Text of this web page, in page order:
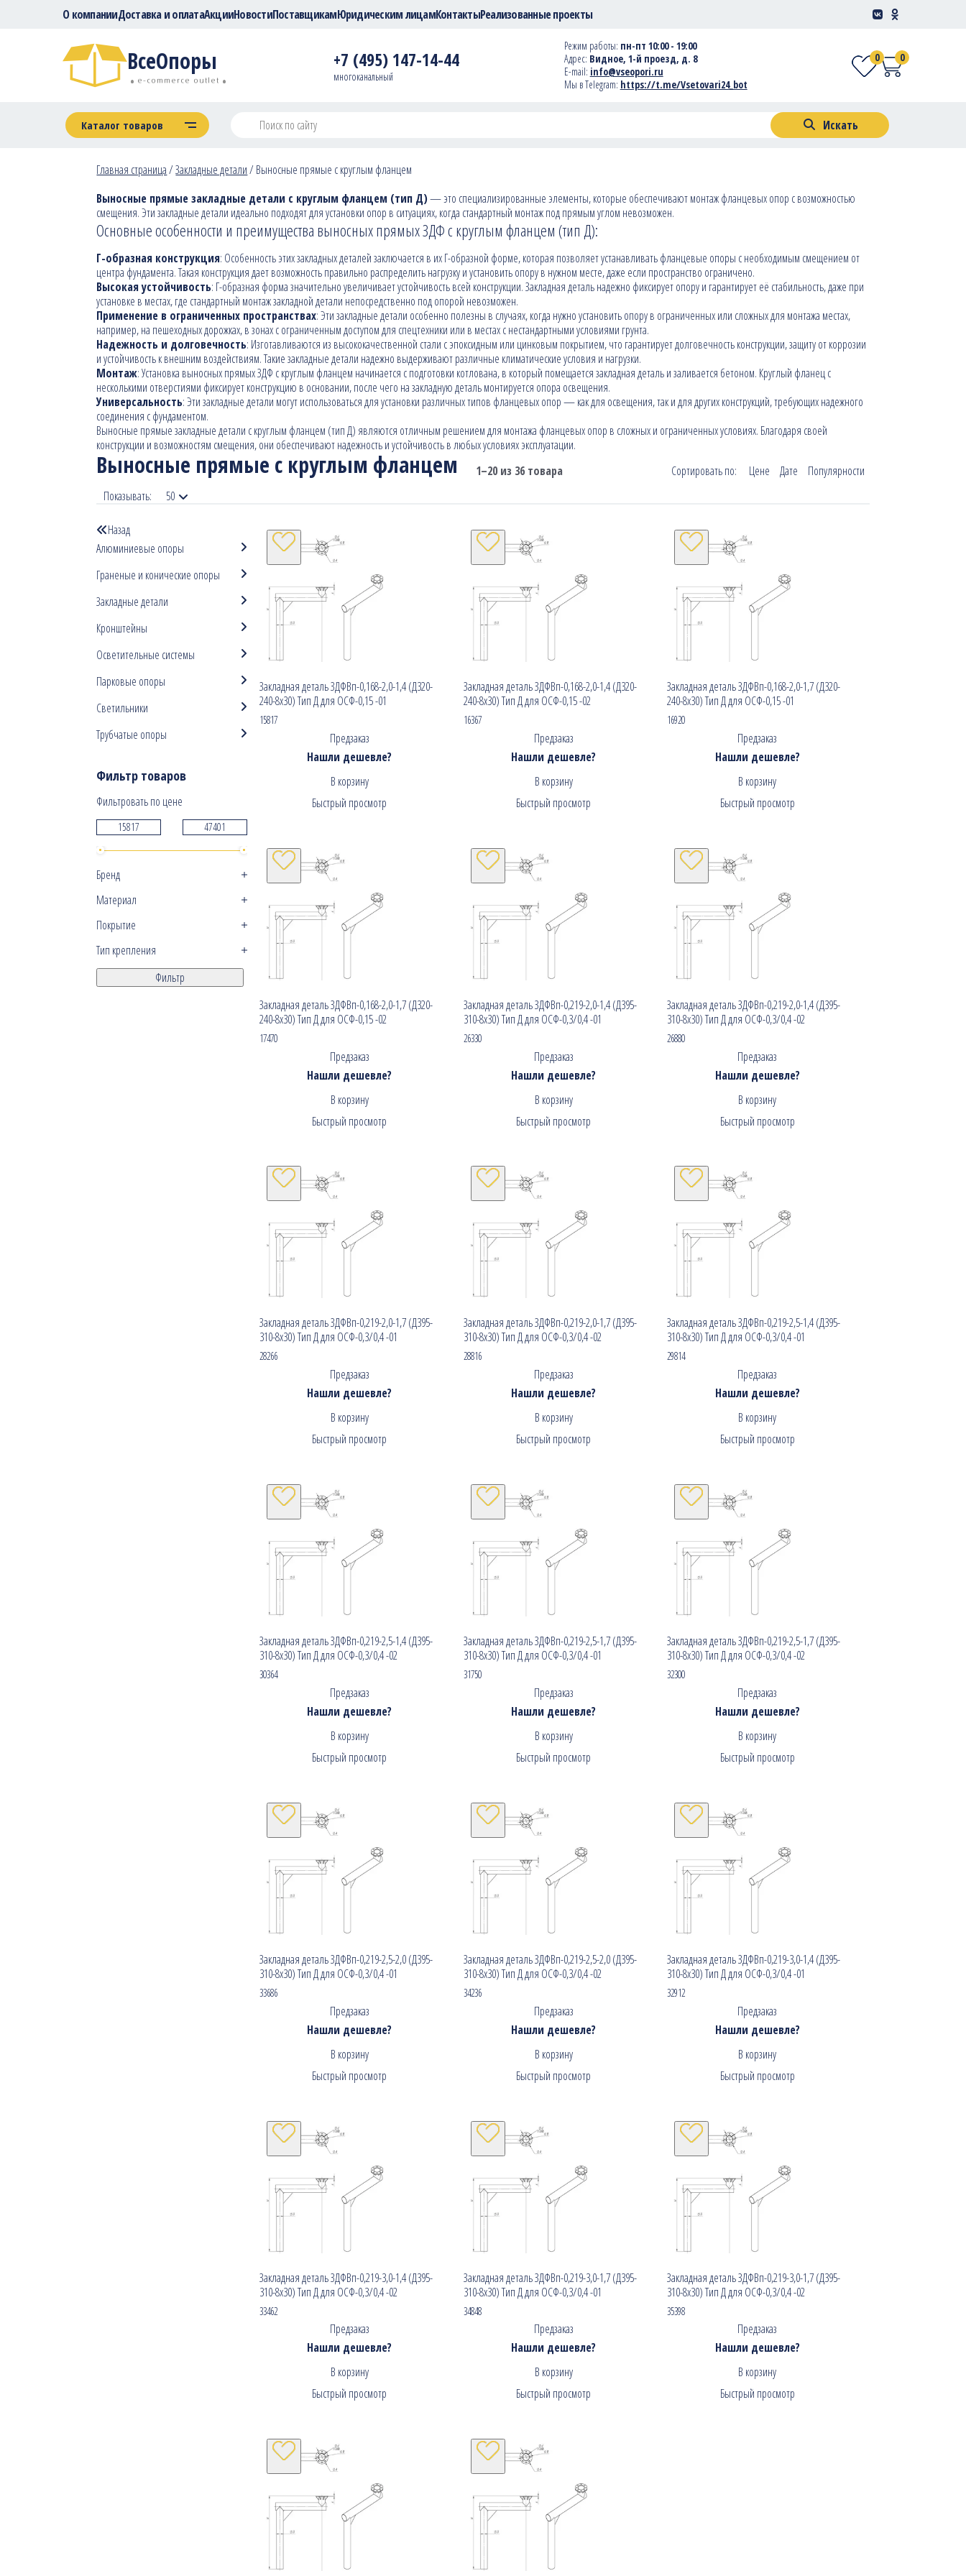
О компанииДоставка и оплатаАкцииНовостиПоставщикамЮридическим лицамКонтактыРеализованные проекты
ВсеОпоры
e-commerce outlet
+7 (495) 147-14-44
многоканальный
Режим работы: пн-пт 10:00 - 19:00
Адрес: Видное, 1-й проезд, д. 8
E-mail: info@vseopori.ru
Мы в Telegram: https://t.me/Vsetovari24_bot
0
0
Каталог товаров Искать
Главная страница/Закладные детали/Выносные прямые с круглым фланцем
Выносные прямые закладные детали с круглым фланцем (тип Д)— это специализированные элементы, которые обеспечивают монтаж фланцевых опор с возможностью
смещения. Эти закладные детали идеально подходят для установки опор в ситуациях, когда стандартный монтаж под прямым углом невозможен.
Основные особенности и преимущества выносных прямых ЗДФ с круглым фланцем (тип Д):
Г-образная конструкция: Особенность этих закладных деталей заключается в их Г-образной форме, которая позволяет устанавливать фланцевые опоры с необходимым смещением от
центра фундамента. Такая конструкция дает возможность правильно распределить нагрузку и установить опору в нужном месте, даже если пространство ограничено.
Высокая устойчивость: Г-образная форма значительно увеличивает устойчивость всей конструкции. Закладная деталь надежно фиксирует опору и гарантирует её стабильность, даже при
установке в местах, где стандартный монтаж закладной детали непосредственно под опорой невозможен.
Применение в ограниченных пространствах: Эти закладные детали особенно полезны в случаях, когда нужно установить опору в ограниченных или сложных для монтажа местах,
например, на пешеходных дорожках, в зонах с ограниченным доступом для спецтехники или в местах с нестандартными условиями грунта.
Надежность и долговечность: Изготавливаются из высококачественной стали с эпоксидным или цинковым покрытием, что гарантирует долговечность конструкции, защиту от коррозии
и устойчивость к внешним воздействиям. Такие закладные детали надежно выдерживают различные климатические условия и нагрузки.
Монтаж: Установка выносных прямых ЗДФ с круглым фланцем начинается с подготовки котлована, в который помещается закладная деталь и заливается бетоном. Круглый фланец с
несколькими отверстиями фиксирует конструкцию в основании, после чего на закладную деталь монтируется опора освещения.
Универсальность: Эти закладные детали могут использоваться для установки различных типов фланцевых опор — как для освещения, так и для других конструкций, требующих надежного
соединения с фундаментом.
Выносные прямые закладные детали с круглым фланцем (тип Д) являются отличным решением для монтажа фланцевых опор в сложных и ограниченных условиях. Благодаря своей
конструкции и возможностям смещения, они обеспечивают надежность и устойчивость в любых условиях эксплуатации.
Выносные прямые с круглым фланцем 1–20 из 36 товара Сортировать по: Популярности
Дате
Цене
Показывать:
50
Назад
Алюминиевые опоры
Граненые и конические опоры
Закладные детали
Кронштейны
Осветительные системы
Парковые опоры
Светильники
Трубчатые опоры
Фильтр товаров
Фильтровать по цене
Бренд
Материал
Покрытие
Тип крепления
Фильтр
Закладная деталь ЗДФВп-0,168-2,0-1,4 (Д320-
240-8х30) Тип Д для ОСФ-0,15 -01
15817
Предзаказ
Нашли дешевле?
В корзину
Быстрый просмотр
Закладная деталь ЗДФВп-0,168-2,0-1,4 (Д320-
240-8х30) Тип Д для ОСФ-0,15 -02
16367
Предзаказ
Нашли дешевле?
В корзину
Быстрый просмотр
Закладная деталь ЗДФВп-0,168-2,0-1,7 (Д320-
240-8х30) Тип Д для ОСФ-0,15 -01
16920
Предзаказ
Нашли дешевле?
В корзину
Быстрый просмотр
Закладная деталь ЗДФВп-0,168-2,0-1,7 (Д320-
240-8х30) Тип Д для ОСФ-0,15 -02
17470
Предзаказ
Нашли дешевле?
В корзину
Быстрый просмотр
Закладная деталь ЗДФВп-0,219-2,0-1,4 (Д395-
310-8х30) Тип Д для ОСФ-0,3/0,4 -01
26330
Предзаказ
Нашли дешевле?
В корзину
Быстрый просмотр
Закладная деталь ЗДФВп-0,219-2,0-1,4 (Д395-
310-8х30) Тип Д для ОСФ-0,3/0,4 -02
26880
Предзаказ
Нашли дешевле?
В корзину
Быстрый просмотр
Закладная деталь ЗДФВп-0,219-2,0-1,7 (Д395-
310-8х30) Тип Д для ОСФ-0,3/0,4 -01
28266
Предзаказ
Нашли дешевле?
В корзину
Быстрый просмотр
Закладная деталь ЗДФВп-0,219-2,0-1,7 (Д395-
310-8х30) Тип Д для ОСФ-0,3/0,4 -02
28816
Предзаказ
Нашли дешевле?
В корзину
Быстрый просмотр
Закладная деталь ЗДФВп-0,219-2,5-1,4 (Д395-
310-8х30) Тип Д для ОСФ-0,3/0,4 -01
29814
Предзаказ
Нашли дешевле?
В корзину
Быстрый просмотр
Закладная деталь ЗДФВп-0,219-2,5-1,4 (Д395-
310-8х30) Тип Д для ОСФ-0,3/0,4 -02
30364
Предзаказ
Нашли дешевле?
В корзину
Быстрый просмотр
Закладная деталь ЗДФВп-0,219-2,5-1,7 (Д395-
310-8х30) Тип Д для ОСФ-0,3/0,4 -01
31750
Предзаказ
Нашли дешевле?
В корзину
Быстрый просмотр
Закладная деталь ЗДФВп-0,219-2,5-1,7 (Д395-
310-8х30) Тип Д для ОСФ-0,3/0,4 -02
32300
Предзаказ
Нашли дешевле?
В корзину
Быстрый просмотр
Закладная деталь ЗДФВп-0,219-2,5-2,0 (Д395-
310-8х30) Тип Д для ОСФ-0,3/0,4 -01
33686
Предзаказ
Нашли дешевле?
В корзину
Быстрый просмотр
Закладная деталь ЗДФВп-0,219-2,5-2,0 (Д395-
310-8х30) Тип Д для ОСФ-0,3/0,4 -02
34236
Предзаказ
Нашли дешевле?
В корзину
Быстрый просмотр
Закладная деталь ЗДФВп-0,219-3,0-1,4 (Д395-
310-8х30) Тип Д для ОСФ-0,3/0,4 -01
32912
Предзаказ
Нашли дешевле?
В корзину
Быстрый просмотр
Закладная деталь ЗДФВп-0,219-3,0-1,4 (Д395-
310-8х30) Тип Д для ОСФ-0,3/0,4 -02
33462
Предзаказ
Нашли дешевле?
В корзину
Быстрый просмотр
Закладная деталь ЗДФВп-0,219-3,0-1,7 (Д395-
310-8х30) Тип Д для ОСФ-0,3/0,4 -01
34848
Предзаказ
Нашли дешевле?
В корзину
Быстрый просмотр
Закладная деталь ЗДФВп-0,219-3,0-1,7 (Д395-
310-8х30) Тип Д для ОСФ-0,3/0,4 -02
35398
Предзаказ
Нашли дешевле?
В корзину
Быстрый просмотр